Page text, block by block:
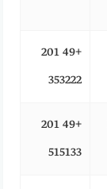
+49 201
353222
+49 201
515133